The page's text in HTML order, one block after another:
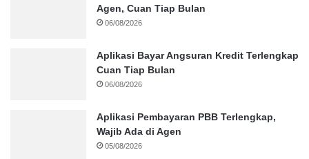
Agen, Cuan Tiap Bulan
06/08/2026
Aplikasi Bayar Angsuran Kredit Terlengkap
Cuan Tiap Bulan
06/08/2026
Aplikasi Pembayaran PBB Terlengkap,
Wajib Ada di Agen
05/08/2026